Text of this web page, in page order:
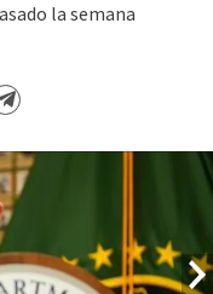
la semana